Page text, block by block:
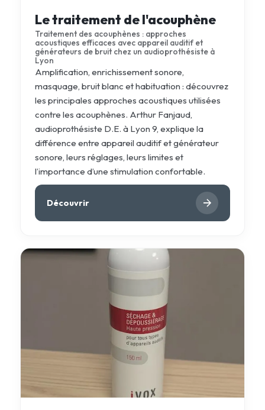
Le traitement de l'acouphène
Traitement des acouphènes : approches
acoustiques efficaces avec appareil auditif et
générateurs de bruit chez un audioprothésiste à
Lyon
Amplification, enrichissement sonore,
masquage, bruit blanc et habituation : découvrez
les principales approches acoustiques utilisées
contre les acouphènes. Arthur Fanjaud,
audioprothésiste D.E. à Lyon 9, explique la
différence entre appareil auditif et générateur
sonore, leurs réglages, leurs limites et
l’importance d’une stimulation confortable.
Découvrir